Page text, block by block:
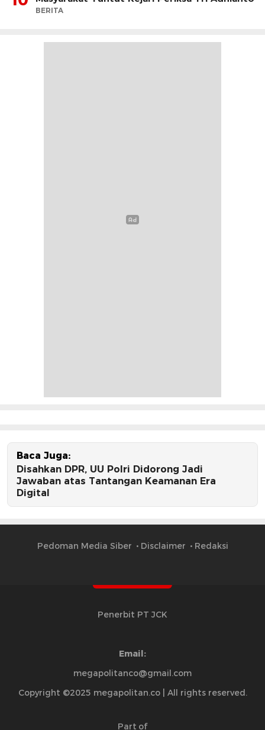
BERITA
Baca Juga:
Disahkan DPR, UU Polri Didorong Jadi
Jawaban atas Tantangan Keamanan Era
Digital
Pedoman Media Siber Disclaimer Redaksi
Penerbit PT JCK
Email:
megapolitanco@gmail.com
Copyright ©2025 megapolitan.co | All rights reserved.
Part of